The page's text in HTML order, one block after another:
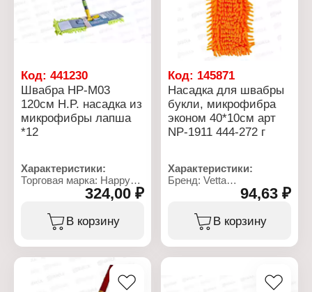
Код: 441230
Швабра HP-M03
120см H.P. насадка из
микрофибры лапша
*12
Характеристики:
Торговая марка: Happy
Артикул/Модель: НР-
Тип товара: Швабра
Назначение: для мытья
324,00 ₽
В корзину
Код: 145871
Насадка для швабры
букли, микрофибра
эконом 40*10см арт
NP-1911 444-272 г
Характеристики:
Бренд: Vetta
Артикул: NP-1911
Тип товара: Насадка для
швабры
Материал: микрофибра,
94,63 ₽
В корзину